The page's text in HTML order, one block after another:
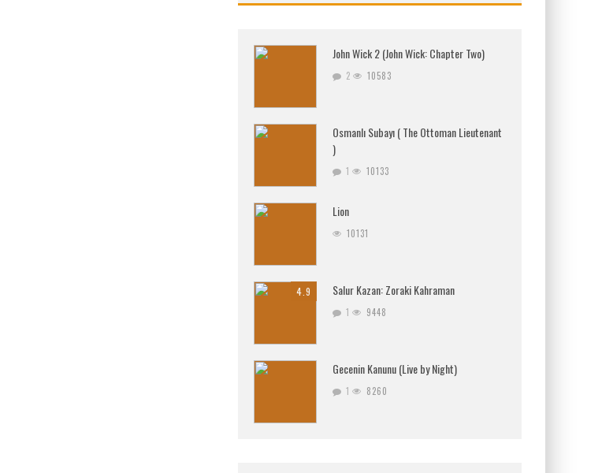
John Wick 2 (John Wick: Chapter Two)
2 10583
Osmanlı Subayı ( The Ottoman Lieutenant
)
1 10133
Lion
10131
4.9 Salur Kazan: Zoraki Kahraman
1 9448
Gecenin Kanunu (Live by Night)
1 8260